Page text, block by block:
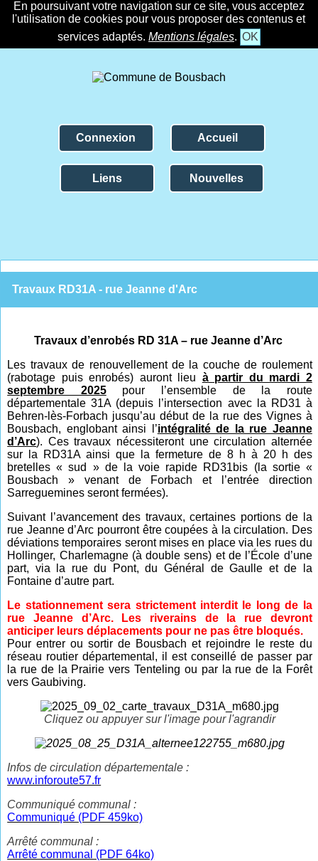
En poursuivant votre navigation sur ce site, vous acceptez
l'utilisation de cookies pour vous proposer des contenus et
services adaptés. Mentions légales. OK
Connexion Accueil
Liens Nouvelles
Travaux RD31A - rue Jeanne d'Arc
Travaux d’enrobés RD 31A – rue Jeanne d’Arc
Les travaux de renouvellement de la couche de roulement
(rabotage puis enrobés) auront lieu à partir du mardi 2
septembre 2025
pour l’ensemble de la route
départementale 31A (depuis l’intersection avec la RD31 à
Behren-lès-Forbach jusqu’au début de la rue des Vignes à
Bousbach, englobant ainsi l’intégralité de la rue Jeanne
d’Arc). Ces travaux nécessiteront une circulation alternée
sur la RD31A ainsi que la fermeture de 8 h à 20 h des
bretelles « sud » de la voie rapide RD31bis (la sortie «
Bousbach » venant de Forbach et l’entrée direction
Sarreguemines seront fermées).
Suivant l’avancement des travaux, certaines portions de la
rue Jeanne d’Arc pourront être coupées à la circulation. Des
déviations temporaires seront mises en place via les rues du
Hollinger, Charlemagne (à double sens) et de l’École d’une
part, via la rue du Pont, du Général de Gaulle et de la
Fontaine d’autre part.
Le stationnement sera strictement interdit le long de la
rue Jeanne d’Arc. Les riverains de la rue devront
anticiper leurs déplacements pour ne pas être bloqués.
Pour entrer ou sortir de Bousbach et rejoindre le reste du
réseau routier départemental, il est conseillé de passer par
la rue de la Prairie vers Tenteling ou par la rue de la Forêt
vers Gaubiving.
Cliquez ou appuyer sur l'image pour l'agrandir
Infos de circulation départementale :
www.inforoute57.fr
Communiqué communal :
Communiqué (PDF 459ko)
Arrêté communal :
Arrêté communal (PDF 64ko)